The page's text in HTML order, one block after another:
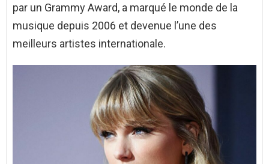
par un Grammy Award, a marqué le monde de la
musique depuis 2006 et devenue l’une des
meilleurs artistes internationale.